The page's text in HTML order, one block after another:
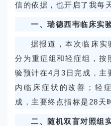
信的依据，也开启了我每
一、瑞德西韦临床实
据报道，本次临床实
分为重症组和轻症组，按
验预计在4月3日完成，主
内临床症状的改善；轻
成，主要终点指标是28天
二、随机双盲对照组